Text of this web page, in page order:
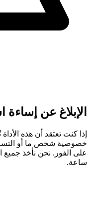
الإبلاغ عن
إذا كنت تعتقد أن هذه
خصوصية شخص ما أو
ساعة.